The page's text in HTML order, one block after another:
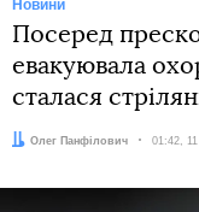
Новини
Посеред
евакуювала
сталася
Автор:
Олег Панфілович Дата:
01:42,